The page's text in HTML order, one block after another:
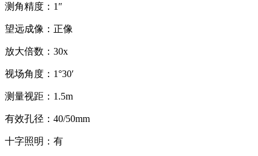
测角精度：1″
望远成像：正像
放大倍数：30x
视场角度：1°30′
测量视距：1.5m
有效孔径：40/50mm
十字照明：有